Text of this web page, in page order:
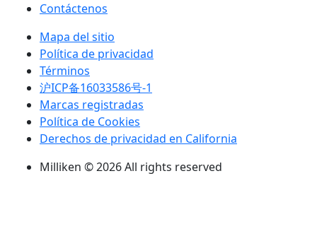
Contáctenos
Mapa del sitio
Política de privacidad
Términos
沪ICP备16033586号-1
Marcas registradas
Política de Cookies
Derechos de privacidad en California
Milliken © 2026 All rights reserved